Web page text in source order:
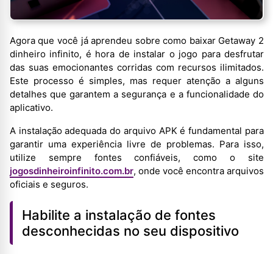
Agora que você já aprendeu sobre como baixar Getaway 2
dinheiro infinito, é hora de instalar o jogo para desfrutar
das suas emocionantes corridas com recursos ilimitados.
Este processo é simples, mas requer atenção a alguns
detalhes que garantem a segurança e a funcionalidade do
aplicativo.
A instalação adequada do arquivo APK é fundamental para
garantir uma experiência livre de problemas. Para isso,
utilize sempre fontes confiáveis, como o site
jogosdinheiroinfinito.com.br, onde você encontra arquivos
oficiais e seguros.
Habilite a instalação de fontes
desconhecidas no seu dispositivo